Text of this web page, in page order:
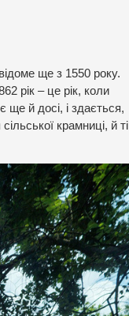
ще з 1550 року.
рік – це рік, коли
ще й досі, і здається,
крамниці, й ті